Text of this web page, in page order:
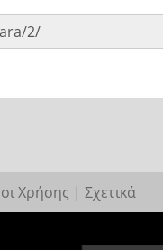
Χρήσης | Σχετικά